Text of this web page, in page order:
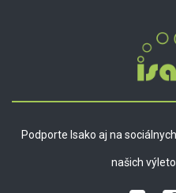
Podporte Isako aj na
našich